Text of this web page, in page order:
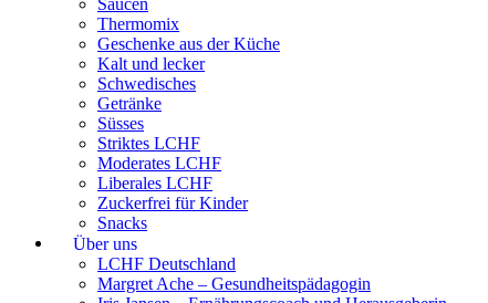
Thermomix
Geschenke aus der Küche
Kalt und lecker
Schwedisches
Getränke
Süsses
Striktes LCHF
Moderates LCHF
Liberales LCHF
Zuckerfrei für Kinder
Snacks
Über uns
LCHF Deutschland
Margret Ache – Gesundheitspädagogin